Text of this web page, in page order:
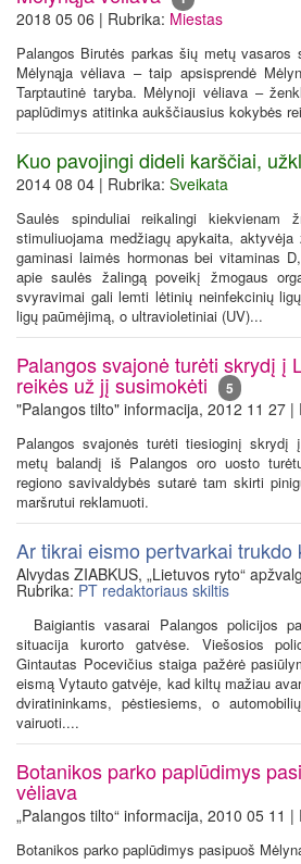
2018 05 06 | Rubrika: Miestas
Palangos Birutės parkas šių metų vasaros
Mėlynąja vėliava – taip apsisprendė
Tarptautinė taryba. Mėlynoji vėliava –
paplūdimys atitinka aukščiausius kokybės
Kuo pavojingi dideli karščiai,
2014 08 04 | Rubrika: Sveikata
Saulės spinduliai reikalingi kiekvienam
stimuliuojama medžiagų apykaita,
gaminasi laimės hormonas bei vitaminas
apie saulės žalingą poveikį žmogaus
svyravimai gali lemti lėtinių neinfekcinių
ligų paūmėjimą, o ultravioletiniai (UV)...
Palangos svajonė turėti skrydį į
reikės už jį susimokėti 5
"Palangos tilto" informacija, 2012 11 27 |
Palangos svajonės turėti tiesioginį skrydį
metų balandį iš Palangos oro uosto
regiono savivaldybės sutarė tam skirti
maršrutui reklamuoti.
Ar tikrai eismo pertvarkai trukdo
Alvydas ZIABKUS, „Lietuvos ryto“
Rubrika: PT redaktoriaus skiltis
Baigiantis vasarai Palangos policijos
situacija kurorto gatvėse. Viešosios
Gintautas Pocevičius staiga pažėrė
eismą Vytauto gatvėje, kad kiltų mažiau
dviratininkams, pėstiesiems, o
vairuoti....
Botanikos parko paplūdimys
vėliava
„Palangos tilto“ informacija, 2010 05 11 |
Botanikos parko paplūdimys pasipuoš